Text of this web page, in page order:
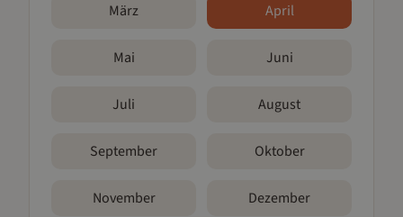
März April
Mai Juni
Juli August
September Oktober
November Dezember